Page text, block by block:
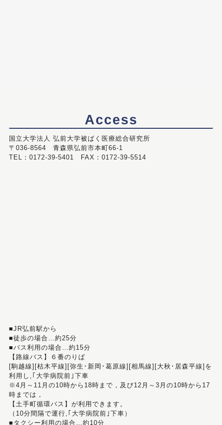
Access
国立大学法人 弘前大学被ばく医療総合研究所
〒036-8564 青森県弘前市本町66-1
TEL：0172-39-5401 FAX：0172-39-5514
■JR弘前駅から
■徒歩の場合…約25分
■バス利用の場合…約15分
【路線バス】６番のりば
[駒越線][枯木平線][弥生･新岡･葛原線][相馬線][大秋･居森平線]を
利用し,｢大学病院前｣下車
※4月～11月の10時から18時まで，及び12月～3月の10時から17
時までは，
【土手町循環バス】が利用できます。
（10分間隔で運行,｢大学病院前｣下車）
■タクシー利用の場合…約10分